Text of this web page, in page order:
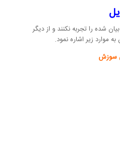
شده را تجربه نکنند و از دیگر
موارد زیر اشاره نمود.
سوزش